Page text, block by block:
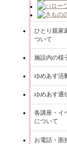
ひとり親家
ついて
施設内の様
ゆめあす活
ゆめあす通
各講座・イ
について
お電話・面